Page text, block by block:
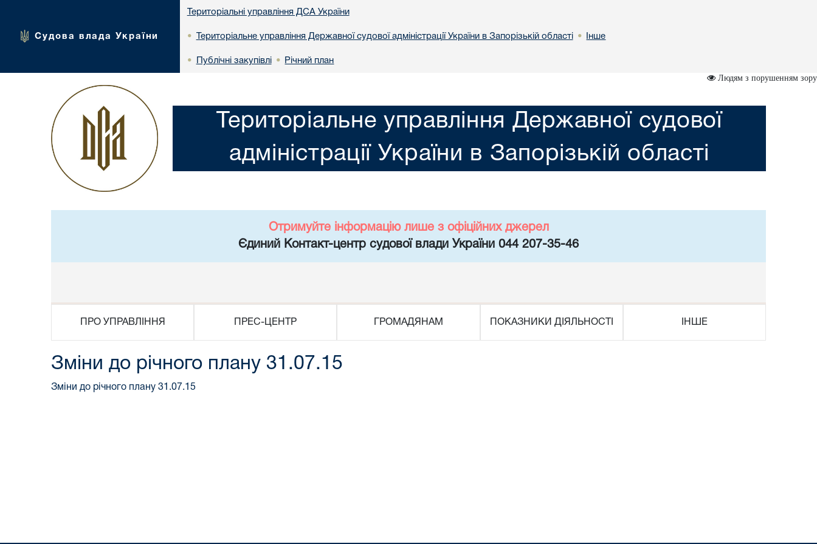
Судова влада України
Територіальні управління ДСА України
• Територіальне управління Державної судової адміністрації України в Запорізькій області • Інше
• Публічні закупівлі • Річний план
Людям з порушенням зору
Територіальне управління Державної судової
адміністрації України в Запорізькій області
Отримуйте інформацію лише з офіційних джерел
Єдиний Контакт-центр судової влади України 044 207-35-46
ПРО УПРАВЛІННЯ ПРЕС-ЦЕНТР ГРОМАДЯНАМ ПОКАЗНИКИ ДІЯЛЬНОСТІ ІНШЕ
Зміни до річного плану 31.07.15
Зміни до річного плану 31.07.15